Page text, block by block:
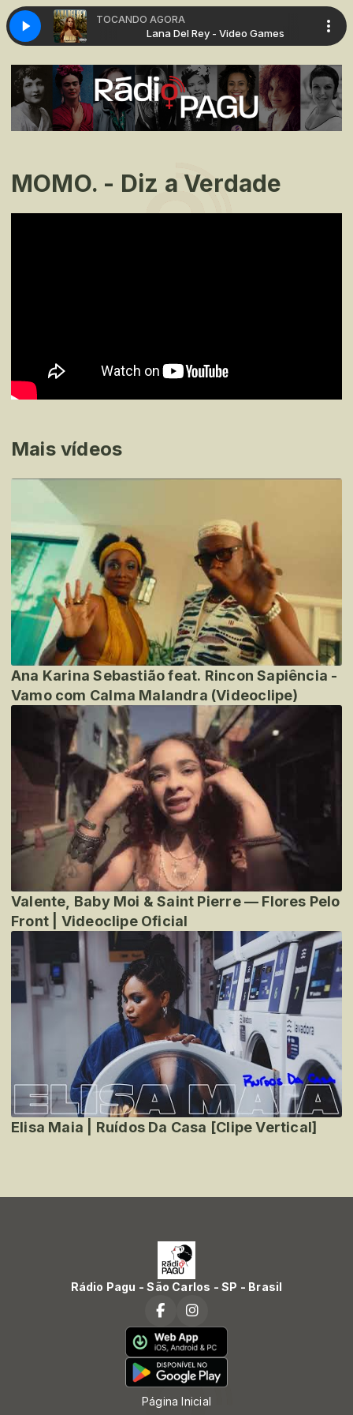
TOCANDO AGORA
Games Lana Del Rey - Video Games
MOMO. - Diz a Verdade
Mais vídeos
Ana Karina Sebastião feat. Rincon Sapiência -
Vamo com Calma Malandra (Videoclipe)
Valente, Baby Moi & Saint Pierre — Flores Pelo
Front | Videoclipe Oficial
Elisa Maia | Ruídos Da Casa [Clipe Vertical]
Rádio Pagu - São Carlos - SP - Brasil
Página Inicial